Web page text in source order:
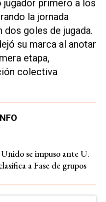
primero a los
la jornada
goles de jugada.
su marca al anotar
etapa,
colectiva
se impuso ante U.
a Fase de grupos